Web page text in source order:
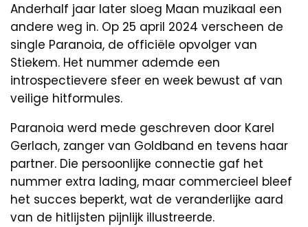
Anderhalf jaar later sloeg Maan muzikaal een
andere weg in. Op 25 april 2024 verscheen de
single Paranoia, de officiële opvolger van
Stiekem. Het nummer ademde een
introspectievere sfeer en week bewust af van
veilige hitformules.
Paranoia werd mede geschreven door Karel
Gerlach, zanger van Goldband en tevens haar
partner. Die persoonlijke connectie gaf het
nummer extra lading, maar commercieel bleef
het succes beperkt, wat de veranderlijke aard
van de hitlijsten pijnlijk illustreerde.